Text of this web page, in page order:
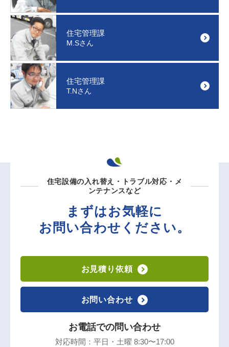
住宅管理課
M.Sさん
住宅管理課
T.Nさん
住宅設備の入れ替え・トラブル対応・メ
ンテナンスなど
まずはお気軽に
お問い合わせください。
お見積り依頼
お問い合わせ
お電話での問い合わせ
対応時間：平日・土曜 8:30〜17:00